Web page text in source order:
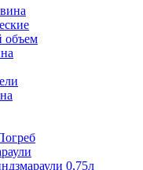
объем
0,75л